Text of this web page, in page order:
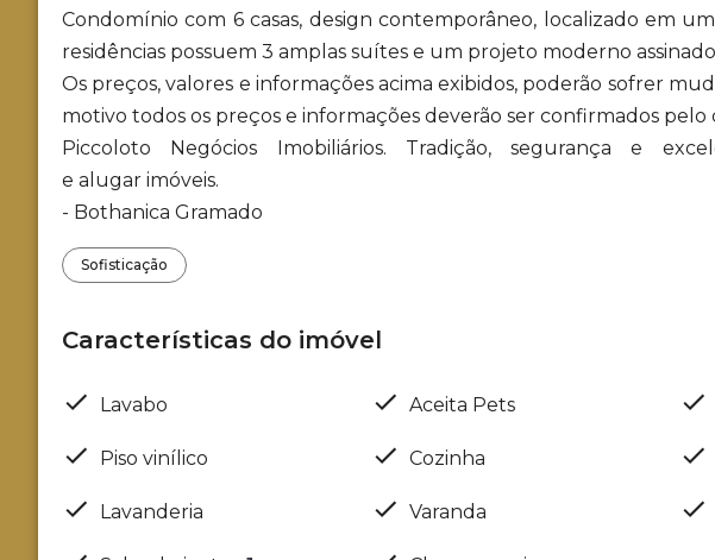
Condomínio com 6 casas, design contemporâneo, localizado em
residências possuem 3 amplas suítes e um projeto moderno
Os preços, valores e informações acima exibidos, poderão sofrer
motivo todos os preços e informações deverão ser confirmados
Piccoloto Negócios Imobiliários. Tradição, segurança e
e alugar imóveis.
- Bothanica Gramado
Sofisticação
Características do imóvel
Lavabo Aceita Pets
Piso vinílico Cozinha
Lavanderia Varanda